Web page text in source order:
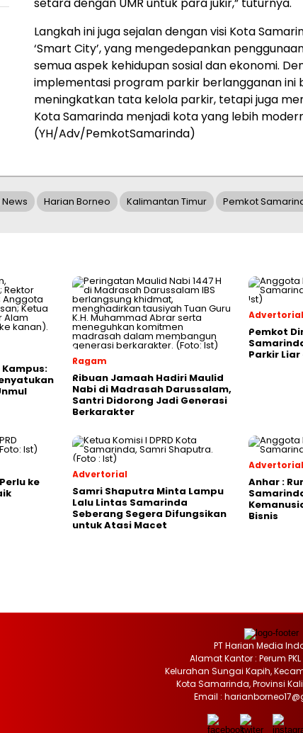
Langkah ini juga sejalan dengan visi Kota
‘Smart City’, yang mengedepankan
semua aspek kehidupan sosial dan ekonomi.
implementasi program parkir berlangganan ini
meningkatkan tata kelola parkir, tetapi juga
Kota Samarinda menjadi kota yang lebih
(YH/Adv/PemkotSamarinda)
Harian Borneo Kalimantan Timur Pemkot
Kampus:
Ragam
Ribuan Jamaah Hadiri Maulid
Nabi di Madrasah Darussalam,
Santri Didorong Jadi Generasi
Berkarakter
Advertorial
Pemkot
Parkir
ke
Advertorial
Samri Shaputra Minta Lampu
Lalu Lintas Samarinda
Seberang Segera Difungsikan
untuk Atasi Macet
Advertorial
Anhar :
Bisnis
PT Harian Media
Alamat Kantor : Perum PKL
Kelurahan Sungai Kapih,
Kota Samarinda, Provinsi
Email :